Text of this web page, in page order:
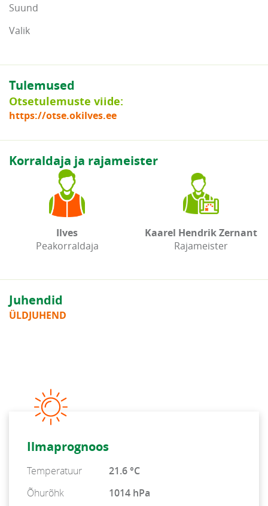
Suund
Valik
Tulemused
Otsetulemuste viide:
https://otse.okilves.ee
Korraldaja ja rajameister
Ilves
Peakorraldaja
Kaarel Hendrik Zernant
Rajameister
Juhendid
ÜLDJUHEND
Ilmaprognoos
Temperatuur
21.6 °C
Õhurõhk
1014 hPa